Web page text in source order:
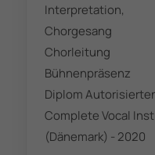
Interpretation,
Chorgesang
Chorleitung
Bühnenpräsenz
Diplom
Complete Vocal
(Dänemark) - 2020